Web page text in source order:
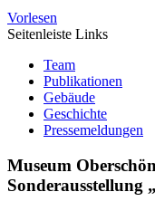
Vorlesen
Seitenleiste Links
Team
Publikationen
Gebäude
Geschichte
Pressemeldungen
Museum
Sonderausstellung